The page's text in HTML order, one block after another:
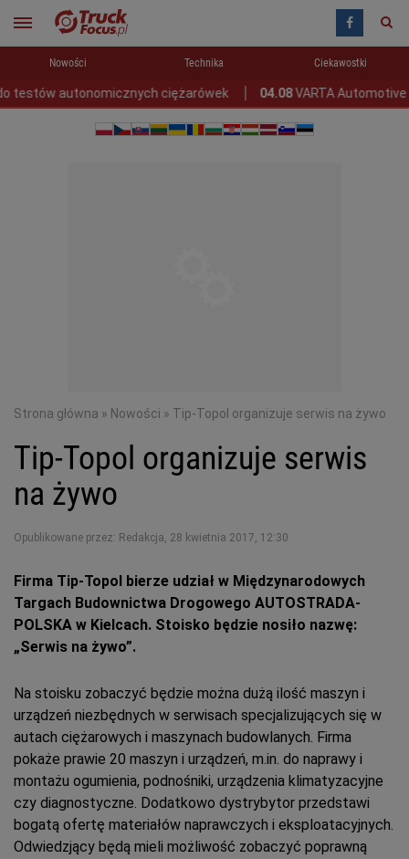
Nowości Technika Ciekawostki
autonomicznych ciężarówek 04.08 VARTA Automotive
Strona główna » Nowości » Tip-Topol organizuje serwis na żywo
Tip-Topol organizuje serwis
na żywo
Opublikowane przez: Redakcja, 28 kwietnia 2017, 12:30
Firma Tip-Topol bierze udział w Międzynarodowych
Targach Budownictwa Drogowego AUTOSTRADA-
POLSKA w Kielcach. Stoisko będzie nosiło nazwę:
„Serwis na żywo”.
Na stoisku zobaczyć będzie można dużą ilość maszyn i
urządzeń niezbędnych w serwisach specjalizujących się w
autach ciężarowych i maszynach budowlanych. Firma
pokaże prawie 20 maszyn i urządzeń, m.in. do naprawy i
montażu ogumienia, podnośniki, urządzenia klimatyzacyjne
czy diagnostyczne. Dodatkowo dystrybytor przedstawi
bogatą ofertę materiałów naprawczych i eksploatacyjnych.
Odwiedzjący będą mieli możliwość zobaczyć poprawną